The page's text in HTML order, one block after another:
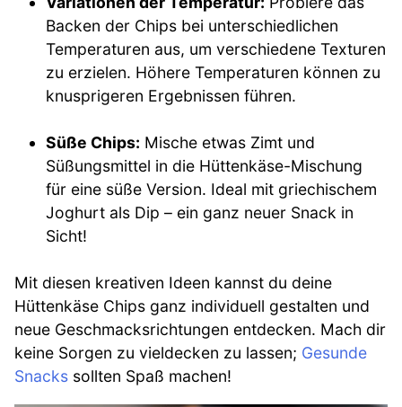
Backen der Chips bei unterschiedlichen
Temperaturen aus, um verschiedene Texturen
zu erzielen. Höhere Temperaturen können zu
knusprigeren Ergebnissen führen.
Süße Chips: Mische etwas Zimt und
Süßungsmittel in die Hüttenkäse-Mischung
für eine süße Version. Ideal mit griechischem
Joghurt als Dip – ein ganz neuer Snack in
Sicht!
Mit diesen kreativen Ideen kannst du deine
Hüttenkäse Chips ganz individuell gestalten und
neue Geschmacksrichtungen entdecken. Mach dir
keine Sorgen zu vieldecken zu lassen; Gesunde
Snacks sollten Spaß machen!